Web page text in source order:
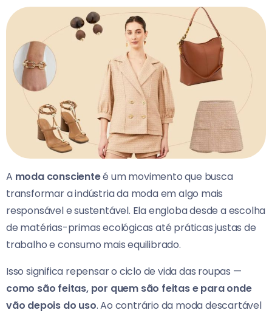
A moda conscienteé um movimento que busca
transformar a indústria da moda em algo mais
responsável e sustentável. Ela engloba desde a escolha
de matérias-primas ecológicas até práticas justas de
trabalho e consumo mais equilibrado.
Isso significa repensar o ciclo de vida das roupas —
como são feitas, por quem são feitas e para onde
vão depois do uso. Ao contrário da moda descartável